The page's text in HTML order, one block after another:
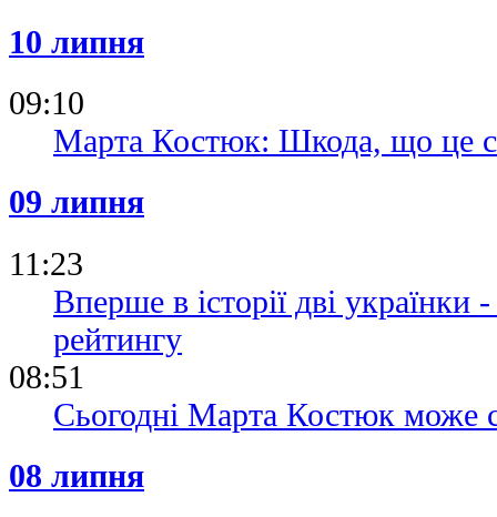
10 липня
09:10
Марта Костюк: Шкода, що це
09 липня
11:23
Вперше в історії дві українки
рейтингу
08:51
Сьогодні Марта Костюк може
08 липня